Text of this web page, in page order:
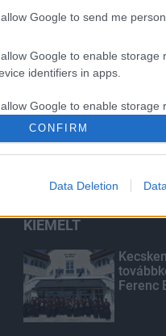
Google to send me
Google to enable storage
identifiers in apps.
Google to enable storage
Google to enable storage
allow Google to enable storage
CONFIRM
Data Deletion
KIEMELT
Ferenc